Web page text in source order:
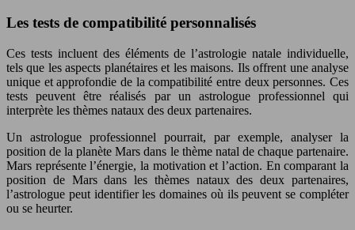
Les tests de compatibilité personnalisés
Ces tests incluent des éléments de l’astrologie natale individuelle,
tels que les aspects planétaires et les maisons. Ils offrent une analyse
unique et approfondie de la compatibilité entre deux personnes. Ces
tests peuvent être réalisés par un astrologue professionnel qui
interprète les thèmes nataux des deux partenaires.
Un astrologue professionnel pourrait, par exemple, analyser la
position de la planète Mars dans le thème natal de chaque partenaire.
Mars représente l’énergie, la motivation et l’action. En comparant la
position de Mars dans les thèmes nataux des deux partenaires,
l’astrologue peut identifier les domaines où ils peuvent se compléter
ou se heurter.